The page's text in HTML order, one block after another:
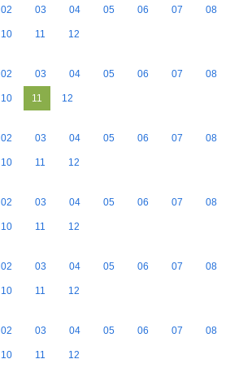
02 03 04 05 06 07 08
10 11 12
02 03 04 05 06 07 08
10 11 12
02 03 04 05 06 07 08
10 11 12
02 03 04 05 06 07 08
10 11 12
02 03 04 05 06 07 08
10 11 12
02 03 04 05 06 07 08
10 11 12